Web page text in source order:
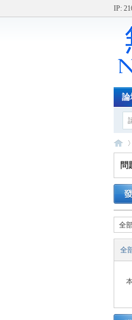
IP:
論
管
»
問
全
全